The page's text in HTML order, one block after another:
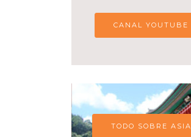
CANAL YOUTUBE
TODO SOBRE ASIA